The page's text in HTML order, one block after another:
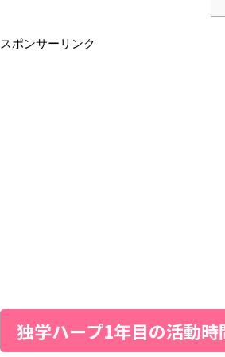
スポンサーリンク
独学ハープ1年目の活動時